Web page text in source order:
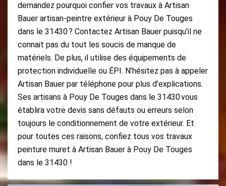
demandez pourquoi confier vos travaux à Artisan
Bauer artisan-peintre extérieur à Pouy De Touges
dans le 31430 ? Contactez Artisan Bauer puisqu’il ne
connait pas du tout les soucis de manque de
matériels. De plus, il utilise des équipements de
protection individuelle ou ÉPI. N’hésitez pas à appeler
Artisan Bauer par téléphone pour plus d’explications.
Ses artisans à Pouy De Touges dans le 31430 vous
établira votre devis sans défauts ou erreurs selon
toujours le conditionnement de votre extérieur. Et
pour toutes ces raisons, confiez tous vos travaux
peinture muret à Artisan Bauer à Pouy De Touges
dans le 31430 !